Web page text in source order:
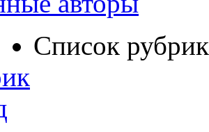
Список рубрик